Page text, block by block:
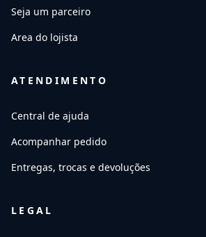
Seja um parceiro
Area do lojista
ATENDIMENTO
Central de ajuda
Acompanhar pedido
Entregas, trocas e devoluções
LEGAL